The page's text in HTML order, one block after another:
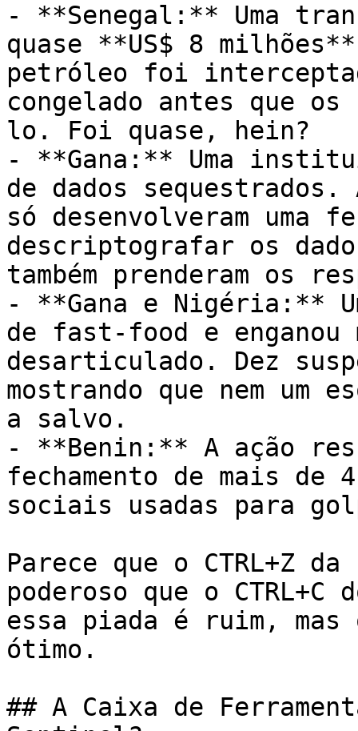
- **Senegal:** Uma
quase **US$ 8
petróleo foi
congelado antes que os
lo. Foi quase, hein?
- **Gana:** Uma
de dados
só desenvolveram uma
descriptografar os
também prenderam os
- **Gana e Nigéria:**
de fast-food e enganou
desarticulado. Dez
mostrando que nem um
a salvo.
- **Benin:** A ação
fechamento de mais de
sociais usadas para
Parece que o CTRL+Z
poderoso que o
essa piada é ruim,
ótimo.
## A Caixa de